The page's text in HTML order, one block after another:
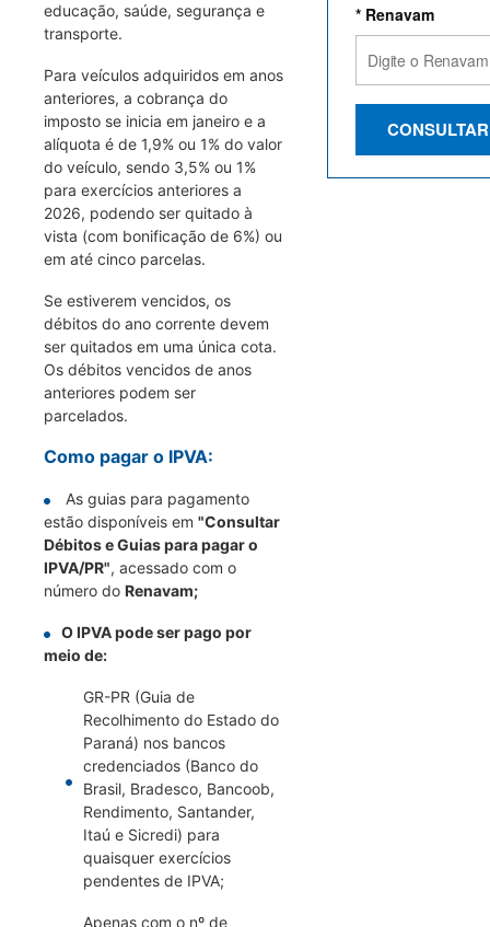
educação, saúde, segurança e
transporte.
Para veículos adquiridos em anos
anteriores, a cobrança do
imposto se inicia em janeiro e a
alíquota é de 1,9% ou 1% do valor
do veículo, sendo 3,5% ou 1%
para exercícios anteriores a
2026, podendo ser quitado à
vista (com bonificação de 6%) ou
em até cinco parcelas.
Se estiverem vencidos, os
débitos do ano corrente devem
ser quitados em uma única cota.
Os débitos vencidos de anos
anteriores podem ser
parcelados.
Como pagar o IPVA:
As guias para pagamento
estão disponíveis em "Consultar
Débitos e Guias para pagar o
IPVA/PR", acessado com o
número do Renavam;
O IPVA pode ser pago por
meio de:
GR-PR (Guia de
Recolhimento do Estado do
Paraná) nos bancos
credenciados (Banco do
Brasil, Bradesco, Bancoob,
Rendimento, Santander,
Itaú e Sicredi) para
quaisquer exercícios
pendentes de IPVA;
Apenas com o nº de
* Renavam
CONSULTAR